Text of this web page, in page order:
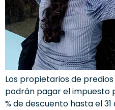
Los propietarios de
podrán pagar el impuesto
% de descuento hasta el